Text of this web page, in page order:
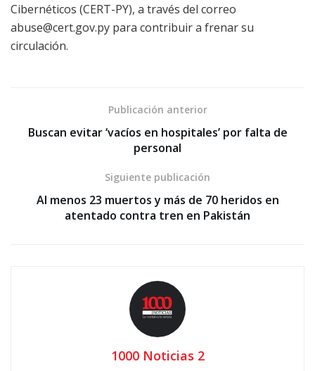
Cibernéticos (CERT-PY), a través del correo
abuse@cert.gov.py para contribuir a frenar su
circulación.
Publicación anterior
Buscan evitar ‘vacíos en hospitales’ por falta de
personal
Siguiente publicación
Al menos 23 muertos y más de 70 heridos en
atentado contra tren en Pakistán
1000 Noticias 2